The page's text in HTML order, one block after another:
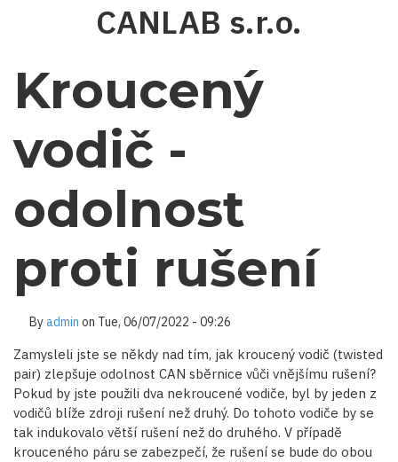
CANLAB s.r.o.
Kroucený
vodič -
odolnost
proti rušení
Byadmin on Tue, 06/07/2022 - 09:26
Zamysleli jste se někdy nad tím, jak kroucený vodič (twisted
pair) zlepšuje odolnost CAN sběrnice vůči vnějšímu rušení?
Pokud by jste použili dva nekroucené vodiče, byl by jeden z
vodičů blíže zdroji rušení než druhý. Do tohoto vodiče by se
tak indukovalo větší rušení než do druhého. V případě
krouceného páru se zabezpečí, že rušení se bude do obou